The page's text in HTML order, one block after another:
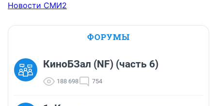
Новости СМИ2
ФОРУМЫ
КиноБЗал (NF) (часть 6)
188 698 754